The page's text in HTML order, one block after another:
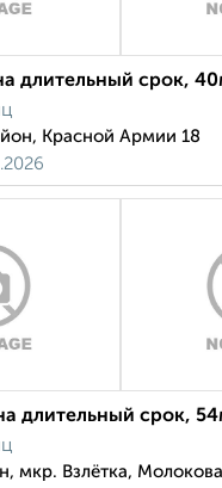
длительный срок,
Красной Армии 18
длительный срок,
мкр. Взлётка,